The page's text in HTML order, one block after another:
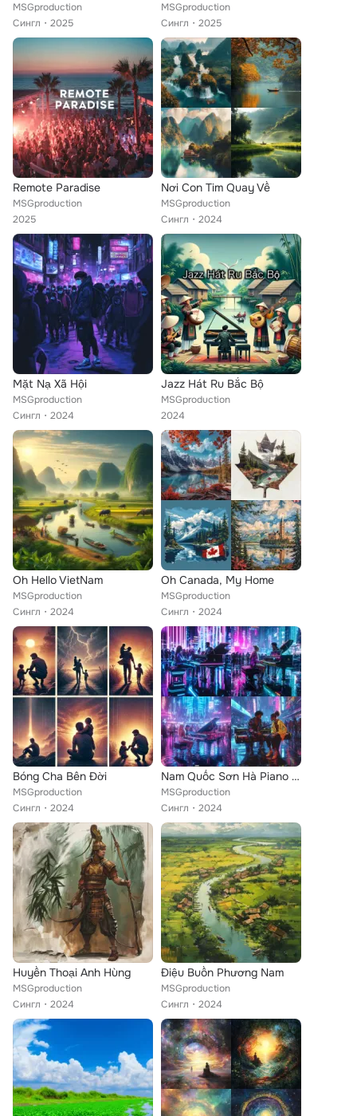
MSGproduction
Сингл
2025
MSGproduction
Сингл
2025
Remote Paradise
MSGproduction
2025
Nơi Con Tim Quay Về
MSGproduction
Сингл
2024
Mặt Nạ Xã Hội
MSGproduction
Сингл
2024
Jazz Hát Ru Bắc Bộ
MSGproduction
2024
Oh Hello VietNam
MSGproduction
Сингл
2024
Oh Canada, My Home
MSGproduction
Сингл
2024
Bóng Cha Bên Đời
MSGproduction
Сингл
2024
Nam Quốc Sơn Hà Piano Cơ
MSGproduction
Сингл
2024
Huyền Thoại Anh Hùng
MSGproduction
Сингл
2024
Điệu Buồn Phương Nam
MSGproduction
Сингл
2024